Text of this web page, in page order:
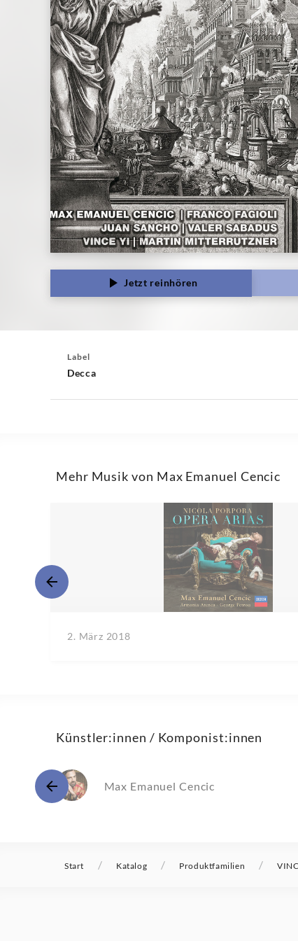
Classics
Jetzt reinhören
Label
Decca
Mehr Musik von Max Emanuel Cencic
2. März 2018
Künstler:innen / Komponist:innen
Max Emanuel Cencic
Start / Katalog / Produktfamilien /